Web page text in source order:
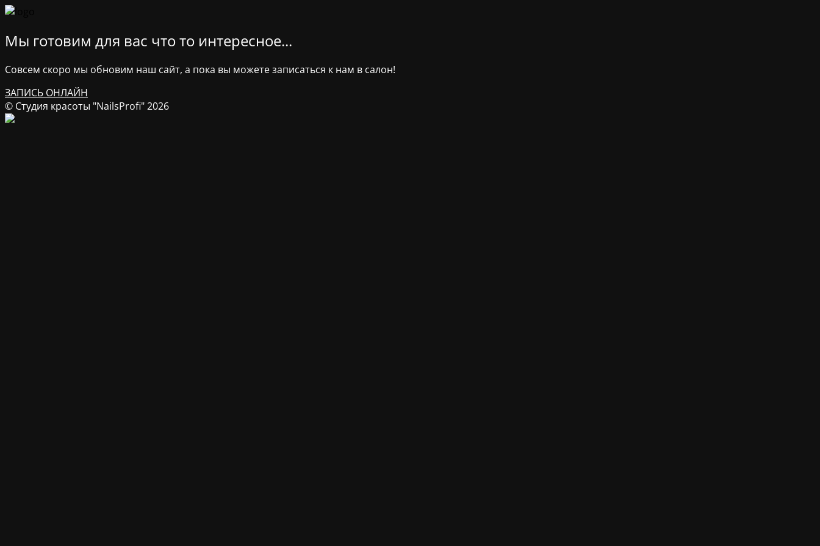
Мы готовим для вас что то интересное...
Совсем скоро мы обновим наш сайт, а пока вы можете записаться к нам в салон!
ЗАПИСЬ ОНЛАЙН
© Студия красоты "NailsProfi" 2026